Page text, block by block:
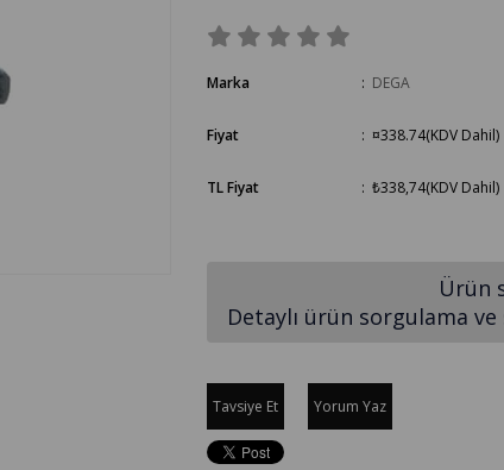
Marka : DEGA
Fiyat : ¤338.74(KDV Dahil)
TL Fiyat : ₺338,74(KDV Dahil)
Ürün
Detaylı ürün sorgulama
Tavsiye Et Yorum Yaz